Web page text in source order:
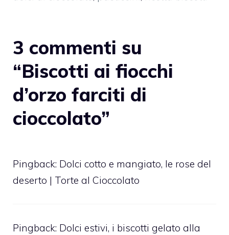
3 commenti su
“Biscotti ai fiocchi
d’orzo farciti di
cioccolato”
Pingback: Dolci cotto e mangiato, le rose del
deserto | Torte al Cioccolato
Pingback: Dolci estivi, i biscotti gelato alla